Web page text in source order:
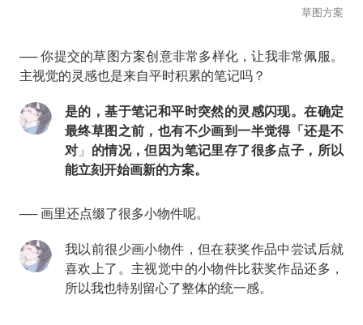
草图方案
── 你提交的草图方案创意非常多样化，让我非常佩服。
主视觉的灵感也是来自平时积累的笔记吗？
是的，基于笔记和平时突然的灵感闪现。在确定
最终草图之前，也有不少画到一半觉得「还是不
对 」 的情况，但因为笔记里存了很多点子，所以
能立刻开始画新的方案。
── 画里还点缀了很多小物件呢。
我以前很少画小物件，但在获奖作品中尝试后就
喜欢上了。主视觉中的小物件比获奖作品还多，
所以我也特别留心了整体的统一感。